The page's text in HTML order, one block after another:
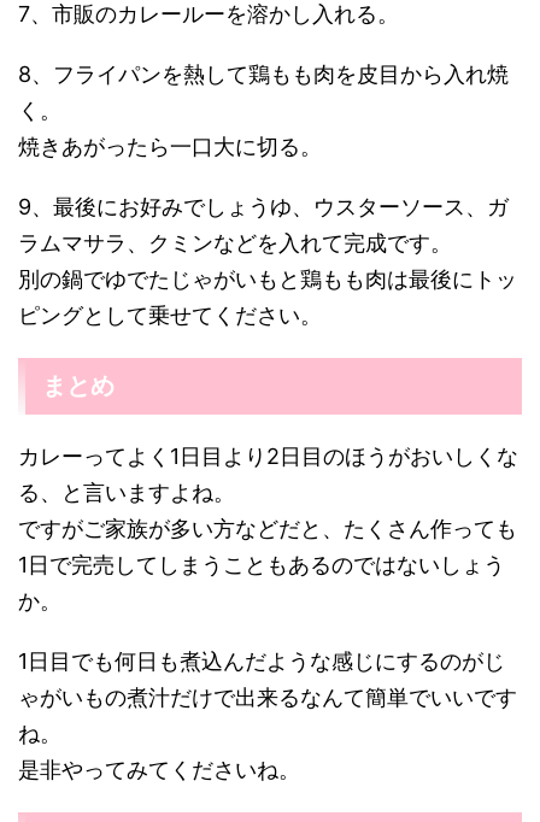
7、市販のカレールーを溶かし入れる。
8、フライパンを熱して鶏もも肉を皮目から入れ焼
く。
焼きあがったら一口大に切る。
9、最後にお好みでしょうゆ、ウスターソース、ガ
ラムマサラ、クミンなどを入れて完成です。
別の鍋でゆでたじゃがいもと鶏もも肉は最後にトッ
ピングとして乗せてください。
まとめ
カレーってよく1日目より2日目のほうがおいしくな
る、と言いますよね。
ですがご家族が多い方などだと、たくさん作っても
1日で完売してしまうこともあるのではないしょう
か。
1日目でも何日も煮込んだような感じにするのがじ
ゃがいもの煮汁だけで出来るなんて簡単でいいです
ね。
是非やってみてくださいね。